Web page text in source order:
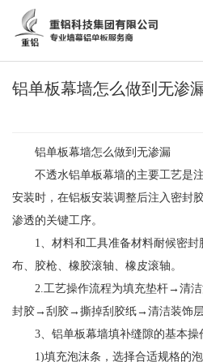
铝单板幕墙怎么做到无渗
铝单板幕墙怎么做到无渗漏
不透水铝单板幕墙的主要工艺是注
安装时，在铝板安装调整后注入密封
渗透的关键工序。
1、材料和工具准备材料耐候密封
布、胶枪、橡胶滚轴、橡皮滚轴。
2.工艺操作流程为填充垫杆→清
封胶→刮胶→撕掉刮胶纸→清洁装饰
3、铝单板幕墙填补缝隙的基本操
1)填充泡沫条，选择合适规格的泡